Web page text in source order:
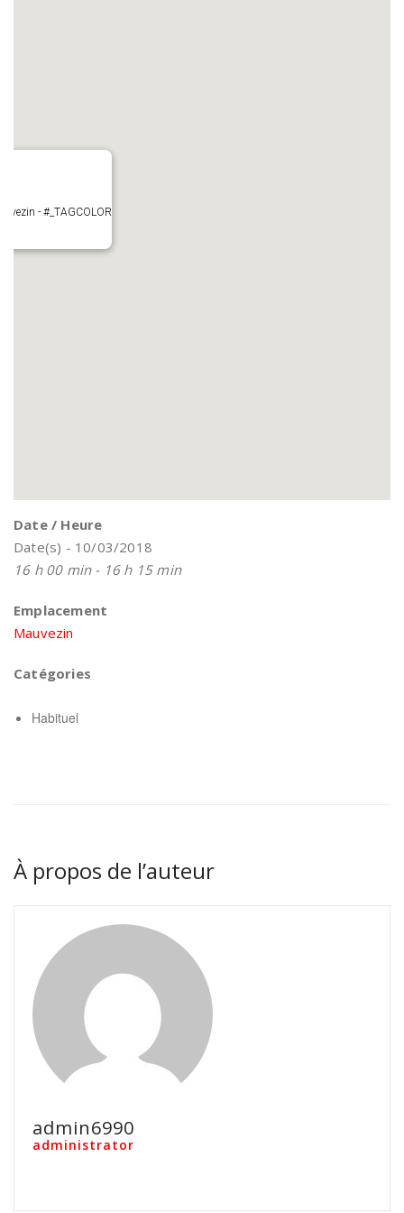
- #_TAGCOLOR
Date / Heure
Date(s) - 10/03/2018
16 h 00 min - 16 h 15 min
Emplacement
Mauvezin
Catégories
Habituel
À propos de l’auteur
admin6990
administrator